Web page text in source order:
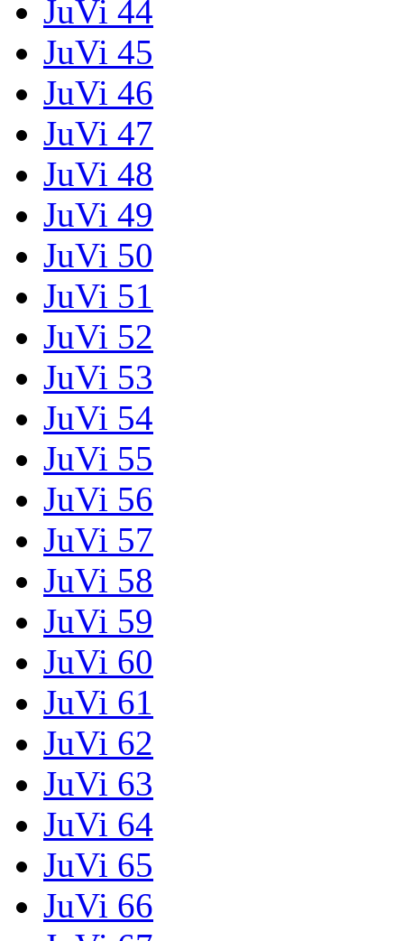
JuVi 44
JuVi 45
JuVi 46
JuVi 47
JuVi 48
JuVi 49
JuVi 50
JuVi 51
JuVi 52
JuVi 53
JuVi 54
JuVi 55
JuVi 56
JuVi 57
JuVi 58
JuVi 59
JuVi 60
JuVi 61
JuVi 62
JuVi 63
JuVi 64
JuVi 65
JuVi 66